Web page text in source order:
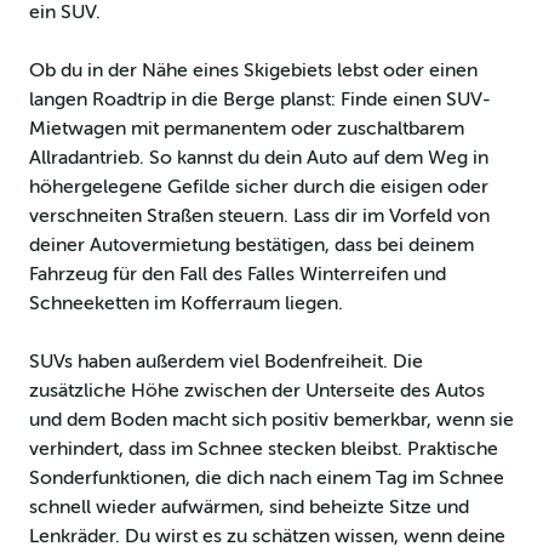
ein SUV.
Ob du in der Nähe eines Skigebiets lebst oder einen
langen Roadtrip in die Berge planst: Finde einen SUV-
Mietwagen mit permanentem oder zuschaltbarem
Allradantrieb. So kannst du dein Auto auf dem Weg in
höhergelegene Gefilde sicher durch die eisigen oder
verschneiten Straßen steuern. Lass dir im Vorfeld von
deiner Autovermietung bestätigen, dass bei deinem
Fahrzeug für den Fall des Falles Winterreifen und
Schneeketten im Kofferraum liegen.
SUVs haben außerdem viel Bodenfreiheit. Die
zusätzliche Höhe zwischen der Unterseite des Autos
und dem Boden macht sich positiv bemerkbar, wenn sie
verhindert, dass im Schnee stecken bleibst. Praktische
Sonderfunktionen, die dich nach einem Tag im Schnee
schnell wieder aufwärmen, sind beheizte Sitze und
Lenkräder. Du wirst es zu schätzen wissen, wenn deine